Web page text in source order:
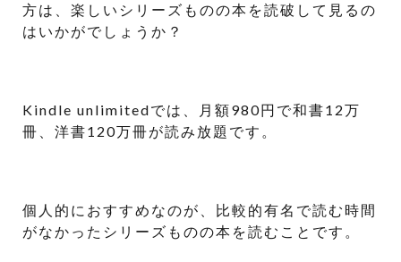
方は、楽しいシリーズものの本を読破して見るの
はいかがでしょうか？
Kindle unlimitedでは、月額980円で和書12万
冊、洋書120万冊が読み放題です。
個人的におすすめなのが、比較的有名で読む時間
がなかったシリーズものの本を読むことです。